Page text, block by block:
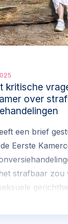
kritische
over
een brief
Eerste
strafbaar zou